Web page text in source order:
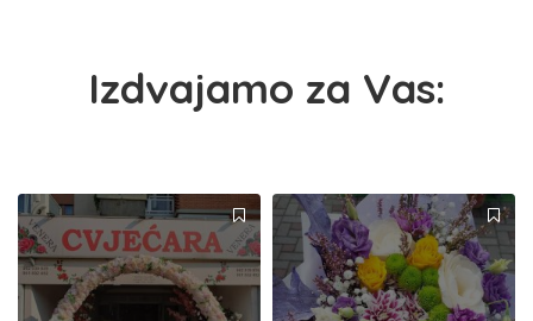
Izdvajamo za Vas: